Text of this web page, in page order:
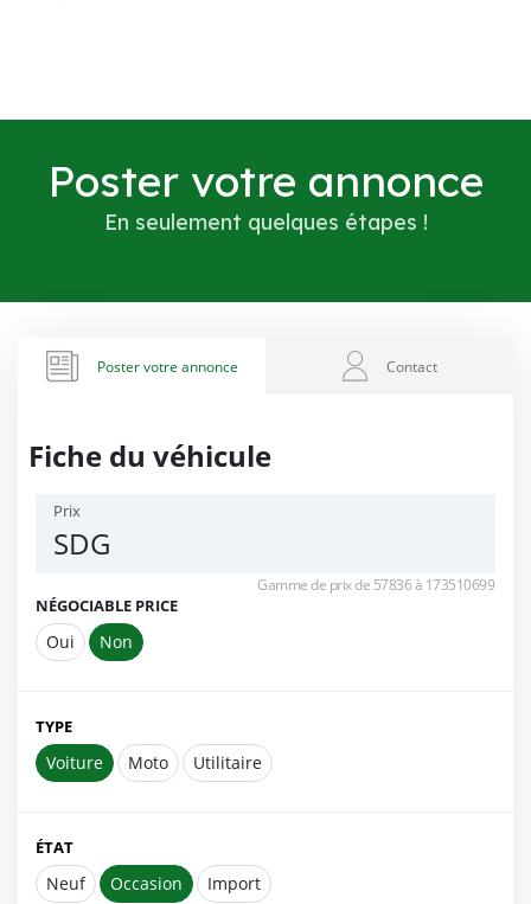
Poster votre annonce
En seulement quelques étapes !
Poster votre annonce Contact
Fiche du véhicule
Prix
SDG
Gamme de prix de 57836 à 173510699
NÉGOCIABLE PRICE
Oui Non
TYPE
Voiture Moto Utilitaire
ÉTAT
Neuf Occasion Import